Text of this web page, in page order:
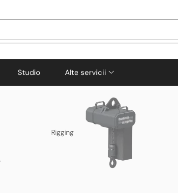
Studio Alte servicii
Rigging